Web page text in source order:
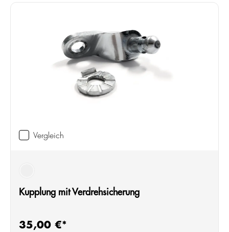
Vergleich
Kupplung mit Verdrehsicherung
Regulärer Preis:
35,00 €*